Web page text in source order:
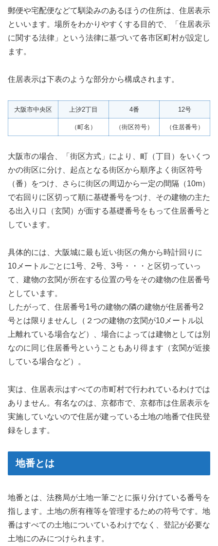
郵便や宅配便などて馴染みのあるほうの住所は、住居表示
といいます。場所をわかりやすくする目的で、「住居表示
に関する法律」という法律に基づいて各市区町村が設定し
ます。
住居表示は下表のような部分から構成されます。
大阪市中央区 上汐2丁目 4番 12号
（町名） （街区符号） （住居番号）
大阪市の場合、「街区方式」により、町（丁目）をいくつ
かの街区に分け、起点となる街区から順序よく街区符号
（番）をつけ、さらに街区の周辺から一定の間隔（10m）
で右回りに区切って順に基礎番号をつけ、その建物の主た
る出入り口（玄関）が面する基礎番号をもって住居番号と
しています。
具体的には、大阪城に最も近い街区の角から時計回りに
10メートルごとに1号、2号、3号・・・と区切っていっ
て、建物の玄関が所在する位置の号をその建物の住居番号
としています。
したがって、住居番号1号の建物の隣の建物が住居番号2
号とは限りませんし（２つの建物の玄関が10メートル以
上離れている場合など）、場合によっては建物としては別
なのに同じ住居番号ということもあり得ます（玄関が近接
している場合など）。
実は、住居表示はすべての市町村で行われているわけでは
ありません。有名なのは、京都市で、京都市は住居表示を
実施していないので住居が建っている土地の地番で住民登
録をします。
地番とは
地番とは、法務局が土地一筆ごとに振り分けている番号を
指します。土地の所有権等を管理するための符号です。地
番はすべての土地についているわけでなく、登記が必要な
土地にのみにつけられます。